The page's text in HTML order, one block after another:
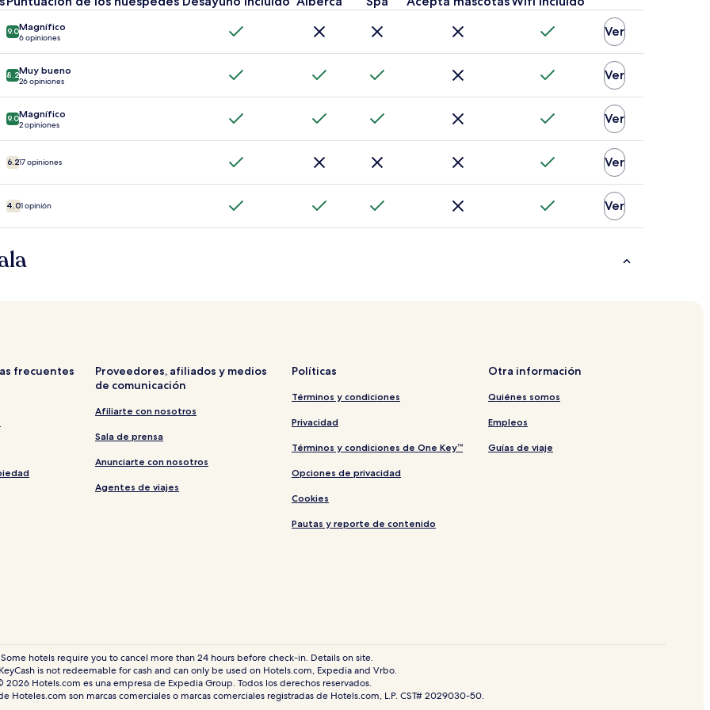
9.0Magnífico
6 opiniones Ver
8.2Muy bueno
26 opiniones Ver
9.0Magnífico
2 opiniones Ver
6.217 opiniones Ver
4.01 opinión Ver
frecuentes
Proveedores, afiliados y medios
de comunicación
Afiliarte con nosotros
Sala de prensa
Anunciarte con nosotros
Agentes de viajes
Políticas
Términos y condiciones
Privacidad
Términos y condiciones de One Key™
Opciones de privacidad
Cookies
Pautas y reporte de contenido
Otra información
Quiénes somos
Empleos
Guías de viaje
hotels require you to cancel more than 24 hours before check-in. Details on site.
is not redeemable for cash and can only be used on Hotels.com, Expedia and Vrbo.
2026 Hotels.com es una empresa de Expedia Group. Todos los derechos reservados.
Hoteles.com son marcas comerciales o marcas comerciales registradas de Hotels.com, L.P. CST# 2029030-50.